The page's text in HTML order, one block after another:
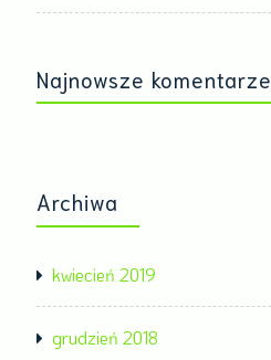
Najnowsze komentarze
Archiwa
kwiecień 2019
grudzień 2018